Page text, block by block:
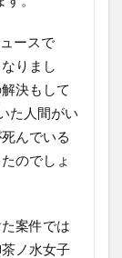
ースで
りまし
決もして
た人間がい
んでいる
のでしょ
案件では
ノ水女子